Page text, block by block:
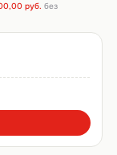
руб. без